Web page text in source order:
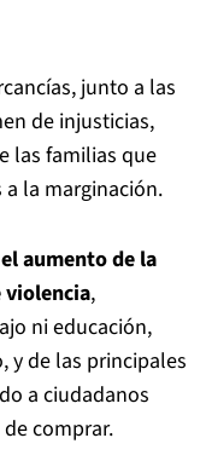
junto a las
de injusticias,
las familias que
la marginación.
el aumento de la
violencia,
ni educación,
y de las principales
a ciudadanos
comprar.